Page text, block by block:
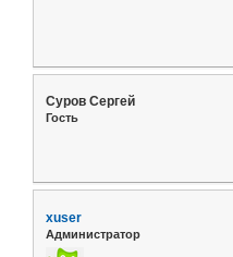
Суров Сергей
Гость
xuser
Администратор